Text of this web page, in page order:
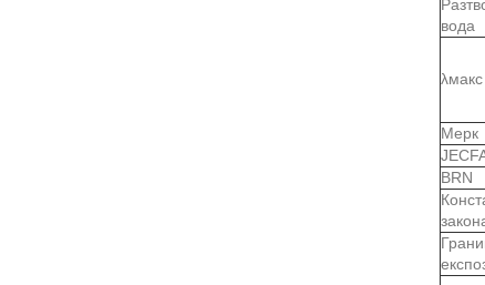
вода
λмакс
Мерк
BRN